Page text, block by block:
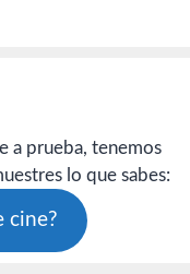
a prueba, tenemos
lo que sabes:
cine?